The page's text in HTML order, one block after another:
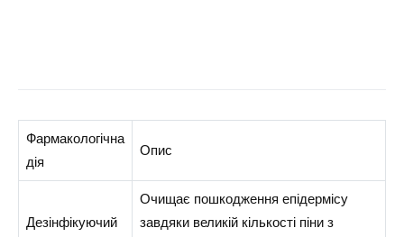
Фармакологічна
дія
Опис
Дезінфікуючий
Очищає пошкодження епідермісу
завдяки великій кількості піни з